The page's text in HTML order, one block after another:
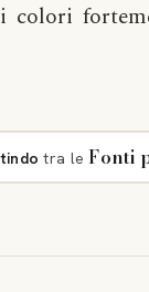
tra le Fonti